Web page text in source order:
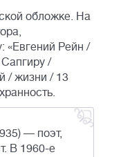
обложке. На
«Евгений Рейн /
/
/ жизни / 13
— поэт,
В 1960-е